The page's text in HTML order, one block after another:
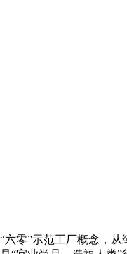
“六零”示范工厂概念，